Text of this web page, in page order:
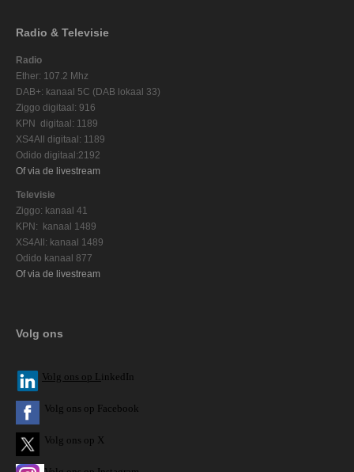
Radio & Televisie
Radio
Ether: 107.2 Mhz
DAB+: kanaal 5C (DAB lokaal 33)
Ziggo digitaal: 916
KPN digitaal: 1189
XS4All digitaal: 1189
Odido digitaal:2192
Of via de livestream
Televisie
Ziggo: kanaal 41
KPN: kanaal 1489
XS4All: kanaal 1489
Odido kanaal 877
Of via de livestream
Volg ons
Volg ons op L inkedIn
Volg ons op Facebook
Volg ons op X